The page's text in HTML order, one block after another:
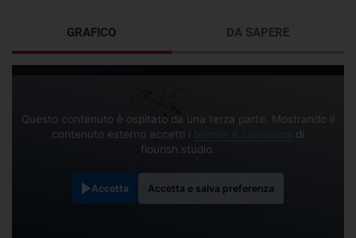
GRAFICO
Questo contenuto è ospitato da una terza parte. Mostrando il
contenuto esterno accetti i termini e condizioni di
flourish.studio.
Accetta Accetta e salva preferenza
DA SAPERE